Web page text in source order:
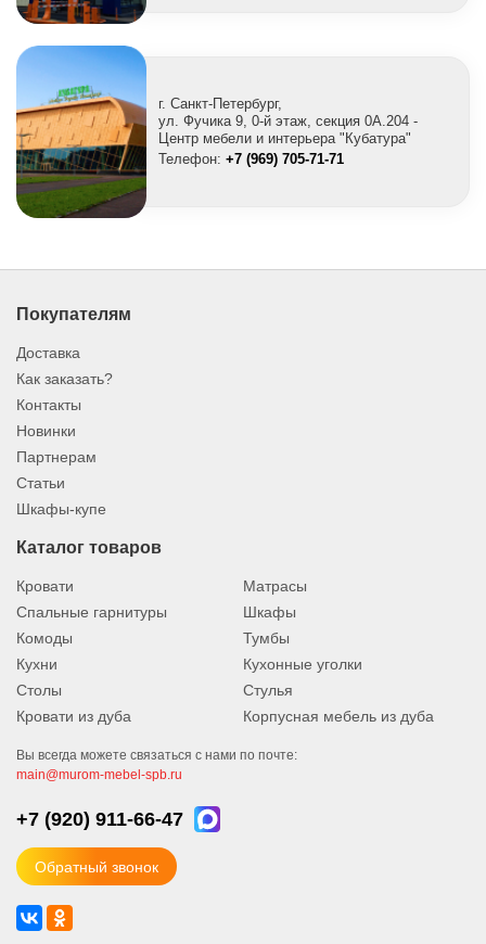
г. Санкт-Петербург,
ул. Фучика 9, 0-й этаж, секция 0A.204 -
Центр мебели и интерьера "Кубатура"
Телефон: +7 (969) 705-71-71
Покупателям
Доставка
Как заказать?
Контакты
Новинки
Партнерам
Статьи
Шкафы-купе
Каталог товаров
Кровати
Матрасы
Спальные гарнитуры
Шкафы
Комоды
Тумбы
Кухни
Кухонные уголки
Столы
Стулья
Кровати из дуба
Корпусная мебель из дуба
Вы всегда можете связаться с нами по почте:
main@murom-mebel-spb.ru
+7 (920) 911-66-47
Обратный звонок